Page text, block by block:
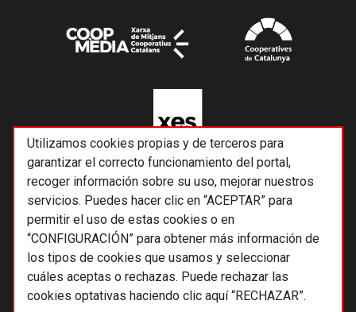
Utilizamos cookies propias y de terceros para
garantizar el correcto funcionamiento del portal,
recoger información sobre su uso, mejorar nuestros
servicios. Puedes hacer clic en “ACEPTAR” para
permitir el uso de estas cookies o en
“CONFIGURACIÓN” para obtener más información de
los tipos de cookies que usamos y seleccionar
cuáles aceptas o rechazas. Puede rechazar las
cookies optativas haciendo clic aquí “RECHAZAR”.
© 2026 Alternativas económicas SCCL